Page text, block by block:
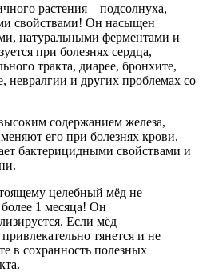
растения – подсолнуха,
свойствами! Он насыщен
натуральными ферментами и
при болезнях сердца,
тракта, диарее, бронхите,
невралгии и других проблемах со
содержанием железа,
его при болезнях крови,
бактерицидными свойствами и
целебный мёд не
1 месяца! Он
Если мёд
тянется и не
в сохранность полезных